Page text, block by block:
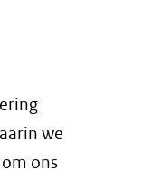
we
ons